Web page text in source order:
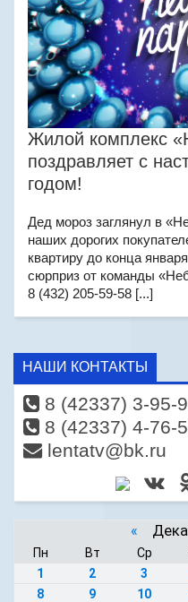
Жилой комплекс
поздравляет с
годом!
Дед мороз заглянул в
наших дорогих
квартиру до конца
сюрприз от команды
8 (432) 205-59-58 [...]
НАШИ КОНТАКТЫ
8 (42337) 3-95-
8 (42337) 4-76-
lentatv@bk.ru
«
Пн Вт Ср
1
2 3
8
9 10